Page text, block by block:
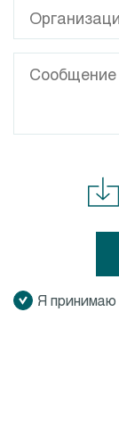
Я принимаю